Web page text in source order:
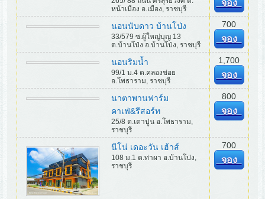
หน้าเมือง อ.เมือง, ราชบุรี
จอง
นอนนับดาว บ้านโป่ง
33/579 ซ.ผู้ใหญ่บุญ 13
ต.บ้านโป่ง อ.บ้านโป่ง, ราชบุรี
700
จอง
นอนริมน้ำ
99/1 ม.4 ต.คลองข่อย
อ.โพธาราม, ราชบุรี
1,700
จอง
นาตาพานฟาร์ม
คาเฟ่&รีสอร์ท
25/8 ต.เตาปูน อ.โพธาราม,
ราชบุรี
800
จอง
นีโน่ เดอะวัน เฮ้าส์
108 ม.1 ต.ท่าผา อ.บ้านโป่ง,
ราชบุรี
700
จอง